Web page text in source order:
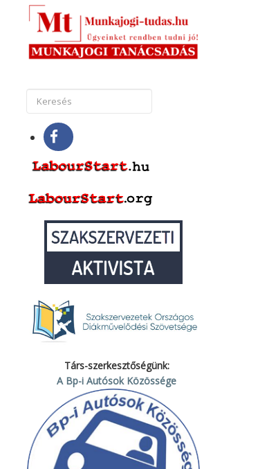
Társ-szerkesztőségünk:
A Bp-i Autósok Közössége